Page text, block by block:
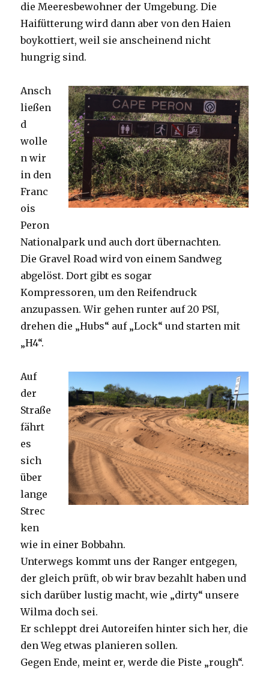
die Meeresbewohner der Umgebung. Die
Haifütterung wird dann aber von den Haien
boykottiert, weil sie anscheinend nicht
hungrig sind.
Ansch
ließen
d
wolle
n wir
in den
Franc
ois
Peron
Nationalpark und auch dort übernachten.
Die Gravel Road wird von einem Sandweg
abgelöst. Dort gibt es sogar
Kompressoren, um den Reifendruck
anzupassen. Wir gehen runter auf 20 PSI,
drehen die „Hubs“ auf „Lock“ und starten mit
„H4“.
Auf
der
Straße
fährt
es
sich
über
lange
Strec
ken
wie in einer Bobbahn.
Unterwegs kommt uns der Ranger entgegen,
der gleich prüft, ob wir brav bezahlt haben und
sich darüber lustig macht, wie „dirty“ unsere
Wilma doch sei.
Er schleppt drei Autoreifen hinter sich her, die
den Weg etwas planieren sollen.
Gegen Ende, meint er, werde die Piste „rough“.